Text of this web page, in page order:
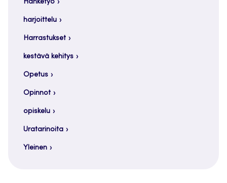
Hanketyö
harjoittelu
Harrastukset
kestävä kehitys
Opetus
Opinnot
opiskelu
Uratarinoita
Yleinen